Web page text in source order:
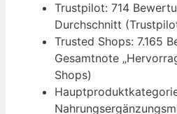
Trustpilot: 714
Durchschnitt
Trusted Shops: 7.165
Gesamtnote
Shops)